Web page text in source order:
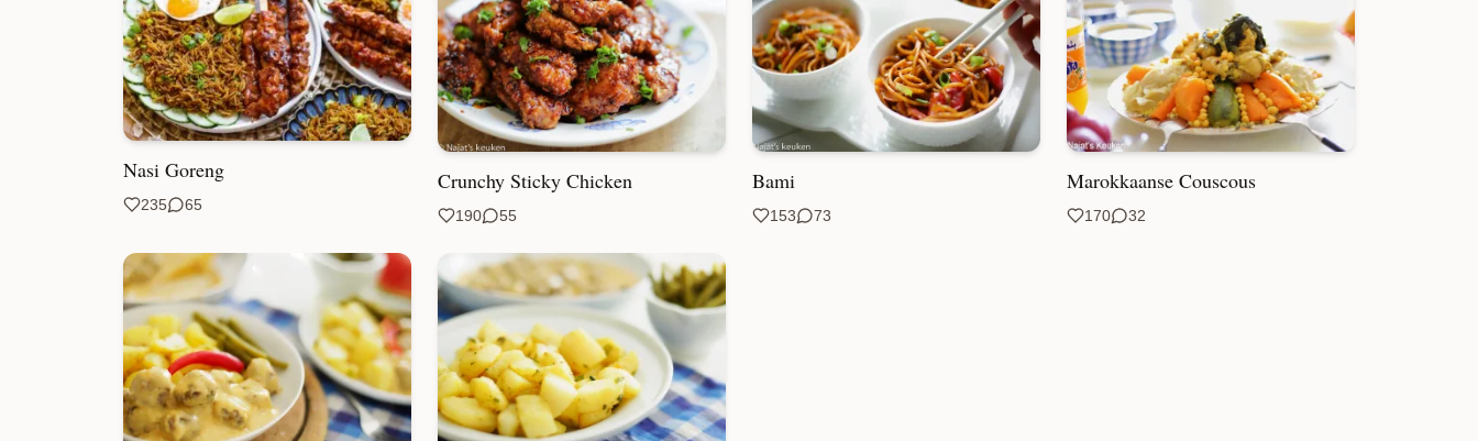
Nasi Goreng
235 65
Crunchy Sticky Chicken
190 55
Bami
153 73
Marokkaanse Couscous
170 32